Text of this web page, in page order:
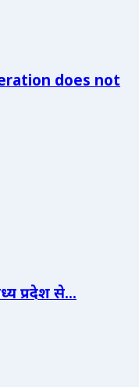
does not
प्रदेश से...